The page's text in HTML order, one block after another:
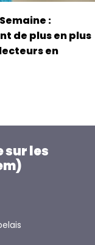
:
de plus en plus
en
sur les